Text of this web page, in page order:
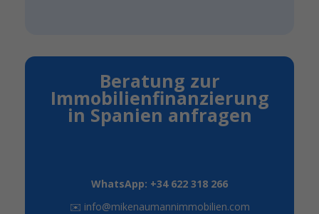
Beratung zur
Immobilienfinanzierung
in Spanien anfragen
WhatsApp: +34 622 318 266
✉️ info@mikenaumannimmobilien.com